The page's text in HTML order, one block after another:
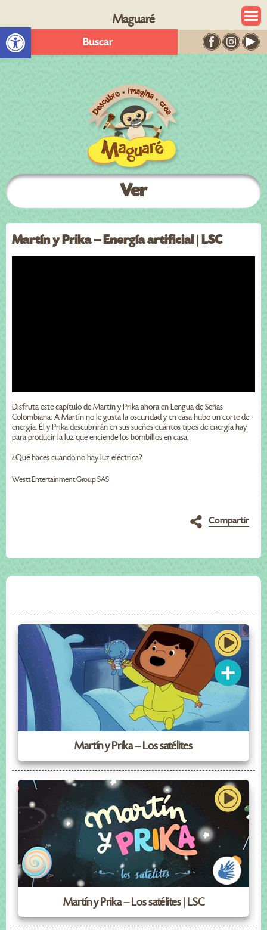
Abrir barra de herramientas
Maguaré
Buscar
Ver
Martín y Prika – Energía artificial | LSC
Disfruta este capítulo de Martín y Prika ahora en Lengua de Señas
Colombiana: A Martín no le gusta la oscuridad y en casa hubo un corte de
energía. Él y Prika descubrirán en sus sueños cuántos tipos de energía hay
para producir la luz que enciende los bombillos en casa.
¿Qué haces cuando no hay luz eléctrica?
Westt Entertainment Group SAS
Compartir
Martín y Prika – Los satélites
Martín y Prika – Los satélites | LSC